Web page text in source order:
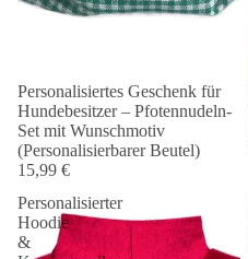
Personalisiertes Geschenk für
Hundebesitzer – Pfotennudeln-
Set mit Wunschmotiv
(Personalisierbarer Beutel)
15,99 €
Personalisierter
Hoodie
&